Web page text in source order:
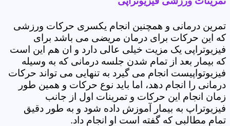
تمرین درمانی و همچنین انجام یکسری حرکات ورزشی
که این حرکات برای درمان مریضی می باشد برای
فیزیوتراپی یک مزیت خیلی عالی دارد و ان هم این است
که بیمار بعد از تمام شدن جلسه درمانی که به وسیله
فیزیوتواپیست انجام می گیرد به تنهایی می تواند حرکات
درمانی را انجام دهد، اما باید نوع حرکات و همین طور
زمان انجام این حرکات و تمرینات اول از جانب
فیزیوتراپ به بیمار آموزش داده شود و به طور دقیق
تمام مطالبی که گفته است او انجام داد.